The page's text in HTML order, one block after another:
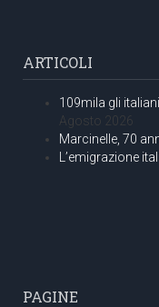
ARTICOLI
109mila gli
Agosto 2026
Marcinelle, 70
L’emigrazione
PAGINE